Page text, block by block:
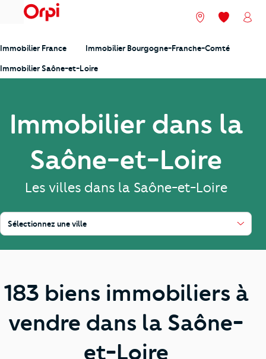
menu Nos agences
Mes
Immobilier France Immobilier Bourgogne-Franche-Comté
Immobilier Saône-et-Loire
Immobilier dans la
Saône-et-Loire
Les villes dans la Saône-et-Loire
Sélectionnez une ville
183 biens immobiliers à
vendre dans la Saône-
et-Loire